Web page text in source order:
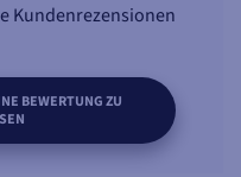
Kundenrezensionen
BEWERTUNG ZU